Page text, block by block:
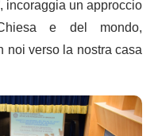
e del mondo,
verso la nostra casa